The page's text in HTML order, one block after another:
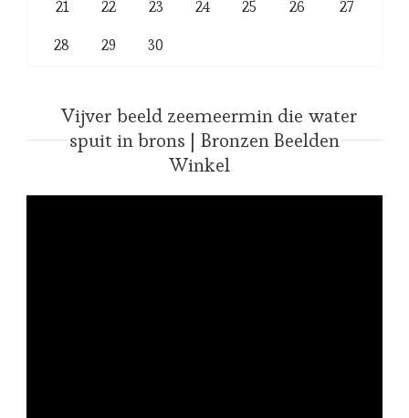
21
22 23 24 25 26
27
28
29 30
Vijver beeld zeemeermin die water
spuit in brons | Bronzen Beelden
Winkel